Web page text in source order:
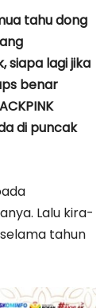
tahu dong
siapa lagi jika
benar
di puncak
Lalu kira-
tahun